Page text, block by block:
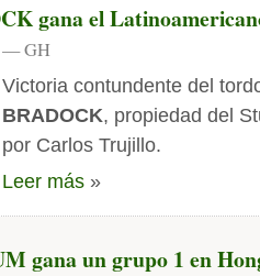
gana el
— GH
Victoria contundente del
BRADOCK, propiedad del
por Carlos Trujillo.
Leer más »
gana un grupo 1 en